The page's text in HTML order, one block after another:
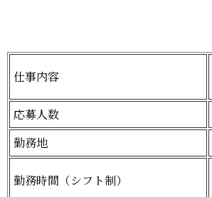
仕事内容
応募人数
勤務地
勤務時間（シフト制）